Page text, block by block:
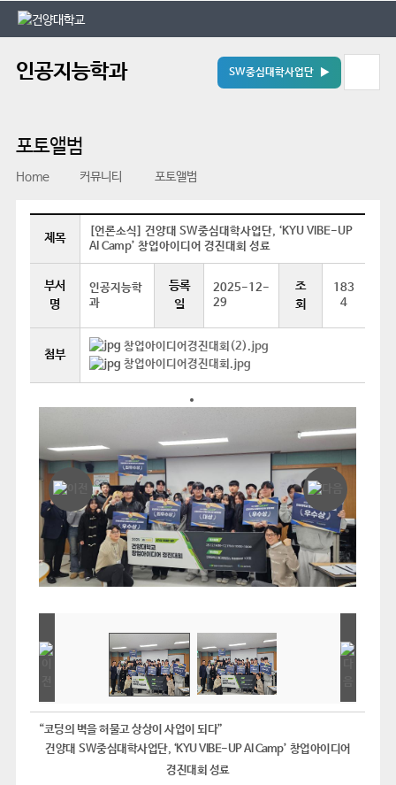
본문 바로가기
대메뉴 바로가기
인공지능학과 SW중심대학사업단 ▶
포토앨범
Home 커뮤니티 포토앨범
제목
[언론소식] 건양대 SW중심대학사업단, ‘KYU VIBE-UP
AI Camp’ 창업아이디어 경진대회 성료
부서
명
인공지능학
과
등록
일
2025-12-
29
조
회
183
4
첨부
창업아이디어경진대회(2).jpg
창업아이디어경진대회.jpg
“코딩의 벽을 허물고 상상이 사업이 되다”
건양대SW중심대학사업단, ‘KYU VIBE-UP AI Camp’ 창업아이디어
경진대회 성료